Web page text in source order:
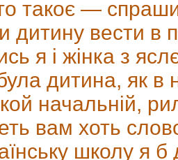
такоє —
дитину вести в
я і жінка з
дитина, як в
начальній,
вам хоть
школу я б